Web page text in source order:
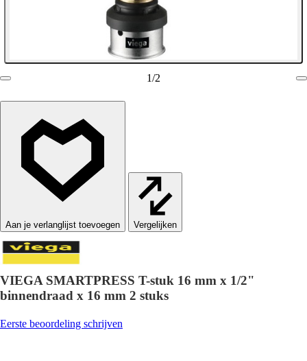
1/2
Vergelijken
VIEGA SMARTPRESS T-stuk 16 mm x 1/2"
binnendraad x 16 mm 2 stuks
Eerste beoordeling schrijven